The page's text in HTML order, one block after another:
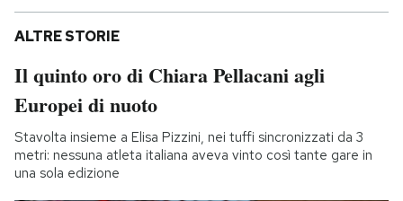
ALTRE STORIE
Il quinto oro di Chiara Pellacani agli
Europei di nuoto
Stavolta insieme a Elisa Pizzini, nei tuffi sincronizzati da 3
metri: nessuna atleta italiana aveva vinto così tante gare in
una sola edizione